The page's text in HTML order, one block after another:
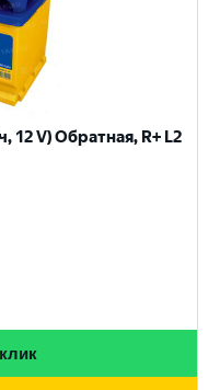
12 V) Обратная, R+ L2